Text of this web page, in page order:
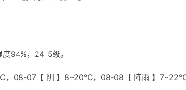
94%，24-5级。
，08-07【 阴 】8~20℃，08-08【 阵雨 】7~22℃